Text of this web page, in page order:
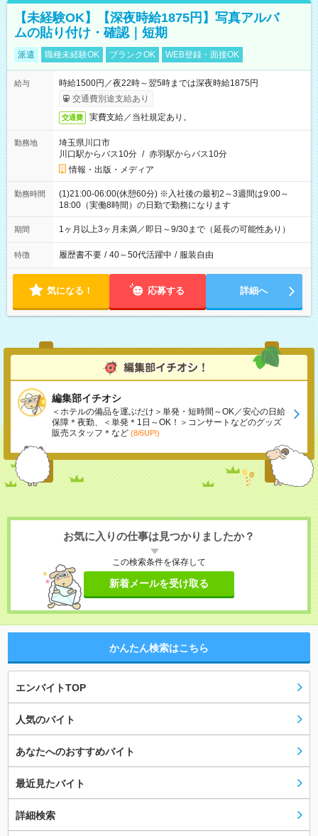
【未経験OK】【深夜時給1875円】写真アルバ
ムの貼り付け・確認｜短期
派遣 職種未経験OK ブランクOK WEB登録・面接OK
給与
時給1500円／夜22時～翌5時までは深夜時給1875円
交通費別途支給あり
交通費 実費支給／当社規定あり。
勤務地
埼玉県川口市
川口駅からバス10分 / 赤羽駅からバス10分
情報・出版・メディア
勤務時間
(1)21:00-06:00(休憩60分) ※入社後の最初2～3週間は9:00～
18:00（実働8時間）の日勤で勤務になります
期間 1ヶ月以上3ヶ月未満／即日～9/30まで（延長の可能性あり）
特徴 履歴書不要 / 40～50代活躍中 / 服装自由
気になる！ 応募する 詳細へ
編集部イチオシ
＜ホテルの備品を運ぶだけ＞単発・短時間～OK／安心の日給
保障＊夜勤、＜単発＊1日～OK！＞コンサートなどのグッズ
販売スタッフ＊など (8/6UP!)
お気に入りの仕事は見つかりましたか？
この検索条件を保存して
新着メールを受け取る
かんたん検索はこちら
エンバイトTOP
人気のバイト
あなたへのおすすめバイト
最近見たバイト
詳細検索